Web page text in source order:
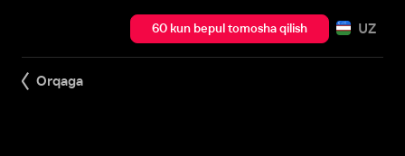
60 kun bepul tomosha qilish UZ
Orqaga